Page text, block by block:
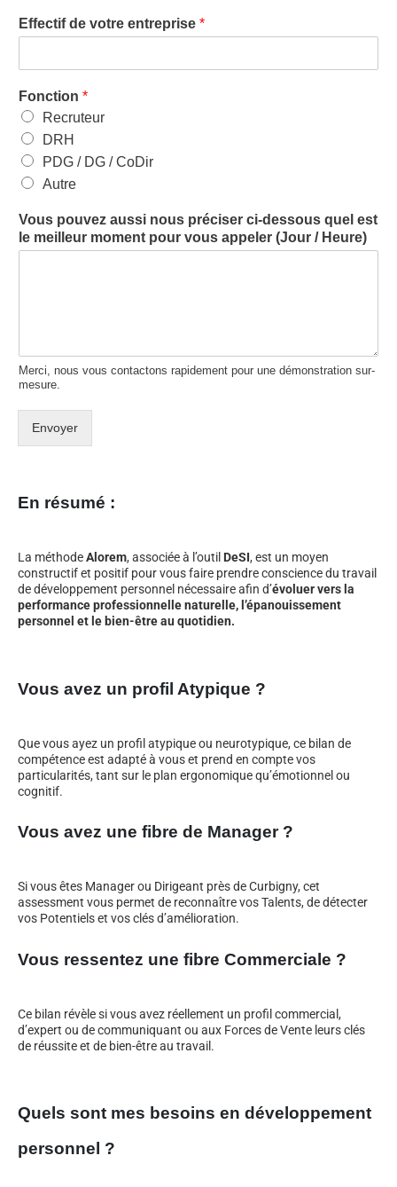
Effectif de votre entreprise *
Fonction *
Recruteur
DRH
PDG / DG / CoDir
Autre
Vous pouvez aussi nous préciser ci-dessous quel est
le meilleur moment pour vous appeler (Jour / Heure)
Merci, nous vous contactons rapidement pour une démonstration sur-
mesure.
Envoyer
En résumé :
La méthodeAlorem, associée à l’outil DeSI, est un moyen
constructif et positif pour vous faire prendre conscience du travail
de développement personnel nécessaire afin d’évoluer vers la
performance professionnelle naturelle, l’épanouissement
personnel et le bien-être au quotidien.
Vous avez un profil Atypique ?
Que vous ayez un profil atypique ou neurotypique, ce bilan de
compétence est adapté à vous et prend en compte vos
particularités, tant sur le plan ergonomique qu’émotionnel ou
cognitif.
Vous avez une fibre de Manager ?
Si vous êtes Manager ou Dirigeant près de Curbigny, cet
assessment vous permet de reconnaître vos Talents, de détecter
vos Potentiels et vos clés d’amélioration.
Vous ressentez une fibre Commerciale ?
Ce bilan révèle si vous avez réellement un profil commercial,
d’expert ou de communiquant ou aux Forces de Vente leurs clés
de réussite et de bien-être au travail.
Quels sont mes besoins en développement
personnel ?